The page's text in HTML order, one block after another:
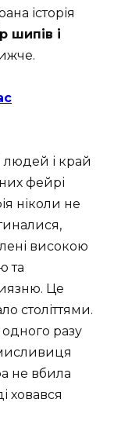
історія
шипів і
людей і край
фейрі
ніколи не
високою
та
Це
століттями.
разу
не вбила
ховався